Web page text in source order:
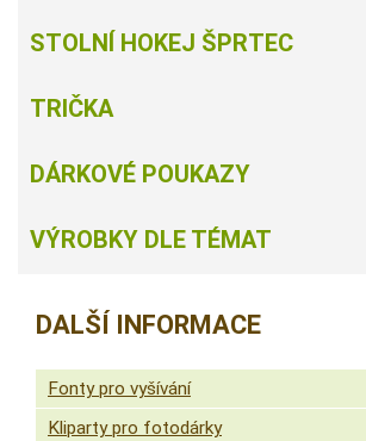
STOLNÍ HOKEJ ŠPRTEC
TRIČKA
DÁRKOVÉ POUKAZY
VÝROBKY DLE TÉMAT
DALŠÍ INFORMACE
Fonty pro vyšívání
Kliparty pro fotodárky